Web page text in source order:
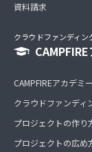
資料請求
クラウドファンディ
CAMPFIREアカデミ
クラウドファンディ
プロジェクトの作り
プロジェクトの広め